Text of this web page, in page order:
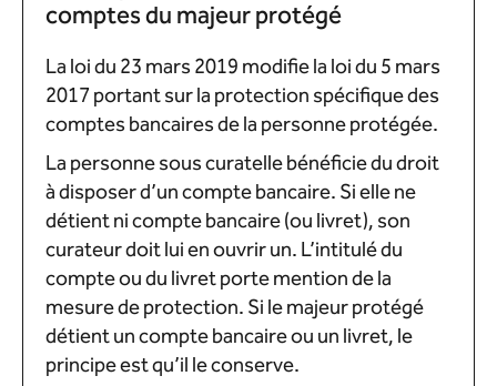
comptes du majeur protégé
La loi du 23 mars 2019 modifie la loi du 5 mars
2017 portant sur la protection spécifique des
comptes bancaires de la personne protégée.
La personne sous curatelle bénéficie du droit
à disposer d’un compte bancaire. Si elle ne
détient ni compte bancaire (ou livret), son
curateur doit lui en ouvrir un. L’intitulé du
compte ou du livret porte mention de la
mesure de protection. Si le majeur protégé
détient un compte bancaire ou un livret, le
principe est qu’il le conserve.